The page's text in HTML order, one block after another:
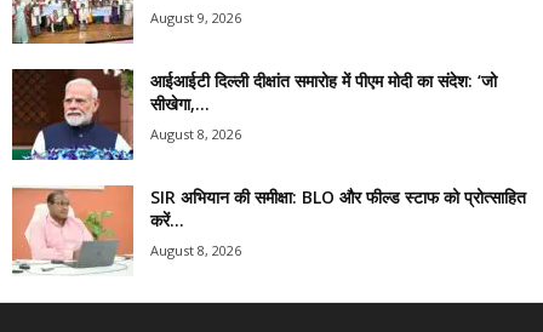
August 9, 2026
आईआईटी दिल्ली दीक्षांत समारोह में पीएम मोदी का संदेश: ‘जो
सीखेगा,...
August 8, 2026
SIR अभियान की समीक्षा: BLO और फील्ड स्टाफ को प्रोत्साहित
करें...
August 8, 2026